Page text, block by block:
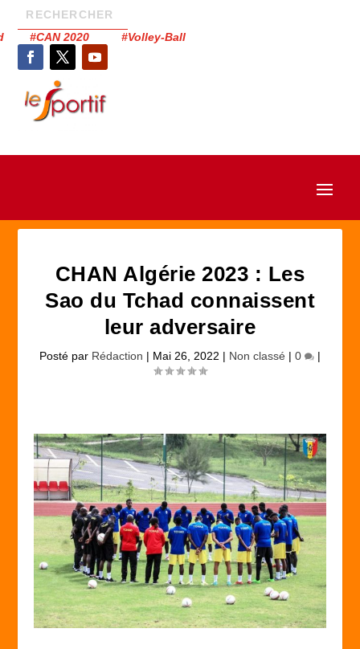
#CAN 2020 #Volley-Ball
CHAN Algérie 2023 : Les
Sao du Tchad connaissent
leur adversaire
Posté par Rédaction | Mai 26, 2022 | Non classé | 0 |